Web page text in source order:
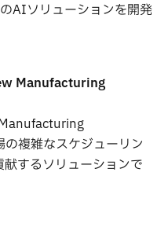
AIソリューションを開発
Manufacturing
複雑なスケジューリン
するソリューションで